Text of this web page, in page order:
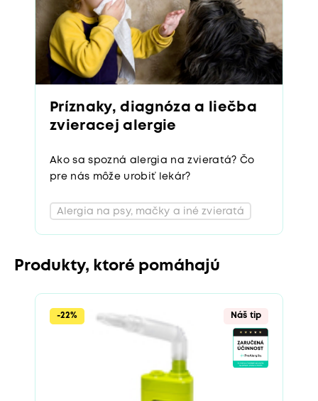
Príznaky, diagnóza a liečba
zvieracej alergie
Ako sa spozná alergia na zvieratá? Čo
pre nás môže urobiť lekár?
Alergia na psy, mačky a iné zvieratá
Produkty, ktoré pomáhajú
-22% Náš tip